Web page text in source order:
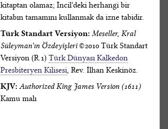
kitaptan olamaz; İncil'deki herhangi bir
kitabın tamamını kullanmak da izne tabidir.
Türk Standart Versiyon: Meseller, Kral
Süleyman'ın Özdeyişleri©2010 Türk Standart
Versiyon (R.1) Türk Dünyası Kalkedon
Presbiteryen Kilisesi, Rev. İlhan Keskinöz.
KJV: Authorized King James Version (1611)
Kamu malı